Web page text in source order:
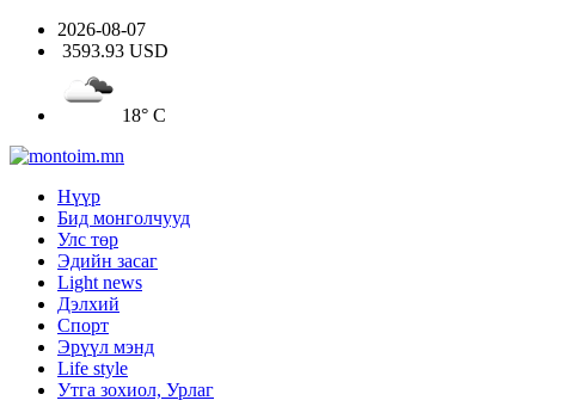
2026-08-07
3593.93 USD
18° C
Нүүр
Бид монголчууд
Улс төр
Эдийн засаг
Light news
Дэлхий
Спорт
Эрүүл мэнд
Life style
Утга зохиол, Урлаг